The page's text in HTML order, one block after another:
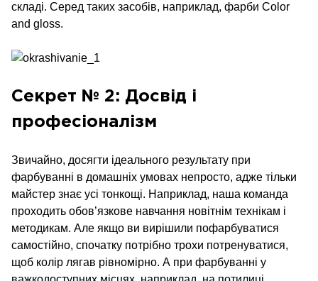
складі. Серед таких засобів, наприклад, фарби Color
and gloss.
Секрет № 2: Досвід і
професіоналізм
Звичайно, досягти ідеального результату при
фарбуванні в домашніх умовах непросто, адже тільки
майстер знає усі тонкощі. Наприклад, наша команда
проходить обов’язкове навчання новітнім технікам і
методикам. Але якщо ви вирішили пофарбуватися
самостійно, спочатку потрібно трохи потренуватися,
щоб колір лягав рівномірно. А при фарбуванні у